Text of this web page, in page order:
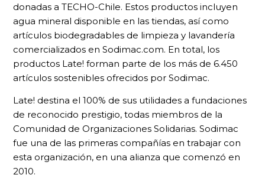
donadas a TECHO-Chile. Estos productos incluyen
agua mineral disponible en las tiendas, así como
artículos biodegradables de limpieza y lavandería
comercializados en Sodimac.com. En total, los
productos Late! forman parte de los más de 6.450
artículos sostenibles ofrecidos por Sodimac.
Late! destina el 100% de sus utilidades a fundaciones
de reconocido prestigio, todas miembros de la
Comunidad de Organizaciones Solidarias. Sodimac
fue una de las primeras compañías en trabajar con
esta organización, en una alianza que comenzó en
2010.